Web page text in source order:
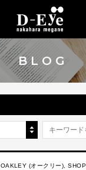
BLOG
OAKLEY (オークリー) ,